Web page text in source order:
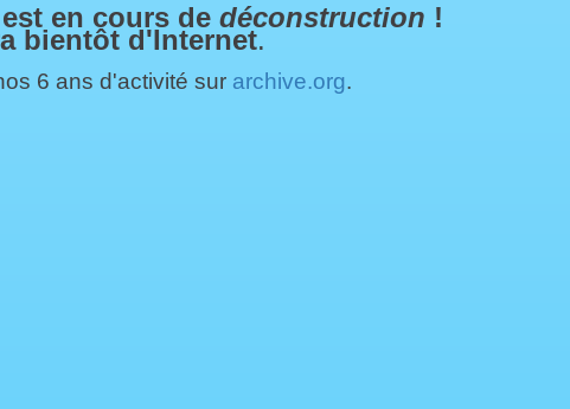
en cours de déconstruction !
bientôt d'Internet.
6 ans d'activité sur archive.org.